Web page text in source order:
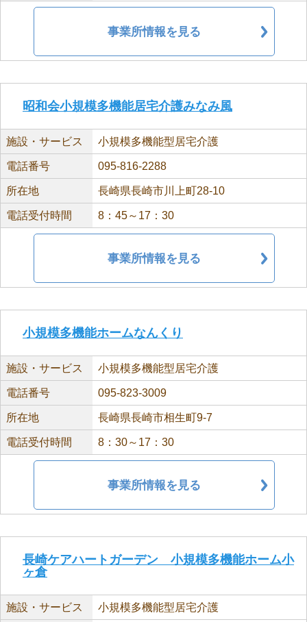
事業所情報を見る
昭和会小規模多機能居宅介護みなみ風
施設・サービス 小規模多機能型居宅介護
電話番号 095-816-2288
所在地 長崎県長崎市川上町28-10
電話受付時間 8：45～17：30
事業所情報を見る
小規模多機能ホームなんくり
施設・サービス 小規模多機能型居宅介護
電話番号 095-823-3009
所在地 長崎県長崎市相生町9-7
電話受付時間 8：30～17：30
事業所情報を見る
長崎ケアハートガーデン 小規模多機能ホーム小
ヶ倉
施設・サービス 小規模多機能型居宅介護